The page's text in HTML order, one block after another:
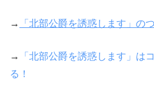
→ 「北部公爵を誘惑します」の
→
「北部公爵を誘惑します」は
る！